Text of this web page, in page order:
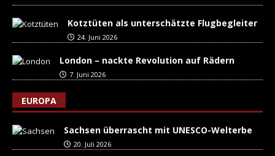
Kotztüten als unterschätzte Flugbegleiter
24. Juni 2026
London – nackte Revolution auf Rädern
7. Juni 2026
EUROPA
Sachsen überrascht mit UNESCO-Welterbe
20. Juli 2026